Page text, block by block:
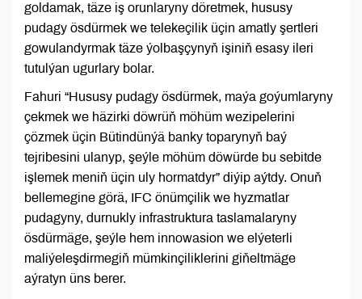
goldamak, täze iş orunlaryny döretmek, hususy
pudagy ösdürmek we telekeçilik üçin amatly şertleri
gowulandyrmak täze ýolbaşçynyň işiniň esasy ileri
tutulýan ugurlary bolar.
Fahuri “Hususy pudagy ösdürmek, maýa goýumlaryny
çekmek we häzirki döwrüň möhüm wezipelerini
çözmek üçin Bütindünýä banky toparynyň baý
tejribesini ulanyp, şeýle möhüm döwürde bu sebitde
işlemek meniň üçin uly hormatdyr” diýip aýtdy. Onuň
bellemegine görä, IFC önümçilik we hyzmatlar
pudagyny, durnukly infrastruktura taslamalaryny
ösdürmäge, şeýle hem innowasion we elýeterli
maliýeleşdirmegiň mümkinçiliklerini giňeltmäge
aýratyn üns berer.